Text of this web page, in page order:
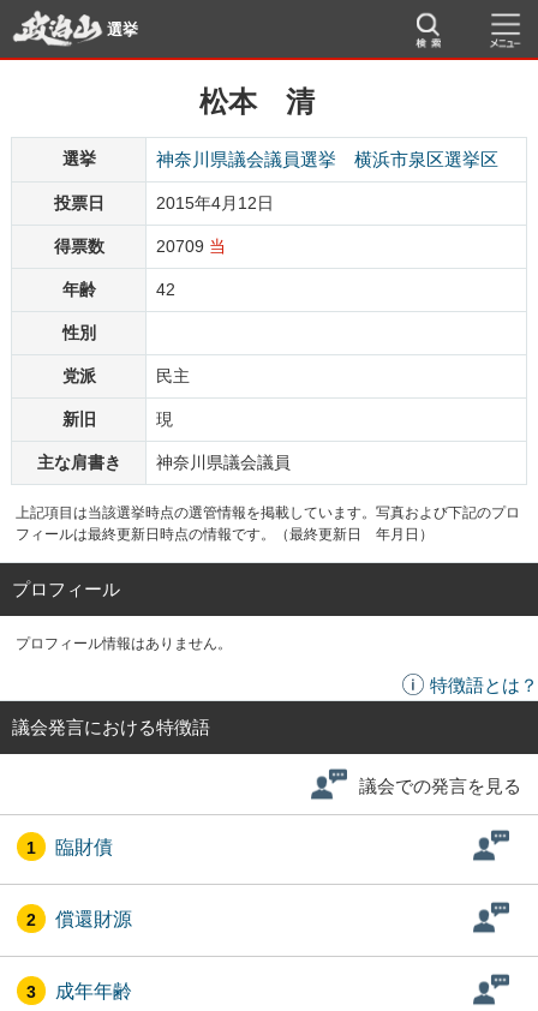
選挙
松本 清
選挙 神奈川県議会議員選挙 横浜市泉区選挙区
投票日 2015年4月12日
得票数 20709 当
年齢 42
性別
党派 民主
新旧 現
主な肩書き 神奈川県議会議員
上記項目は当該選挙時点の選管情報を掲載しています。写真および下記のプロ
フィールは最終更新日時点の情報です。（最終更新日 年月日）
プロフィール
プロフィール情報はありません。
特徴語とは？
議会発言における特徴語
議会での発言を見る
1 臨財債
2 償還財源
3 成年年齢